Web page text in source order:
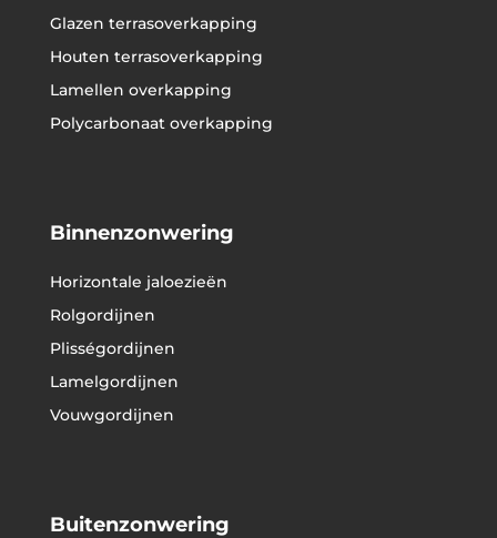
Glazen terrasoverkapping
Houten terrasoverkapping
Lamellen overkapping
Polycarbonaat overkapping
Binnenzonwering
Horizontale jaloezieën
Rolgordijnen
Plisségordijnen
Lamelgordijnen
Vouwgordijnen
Buitenzonwering